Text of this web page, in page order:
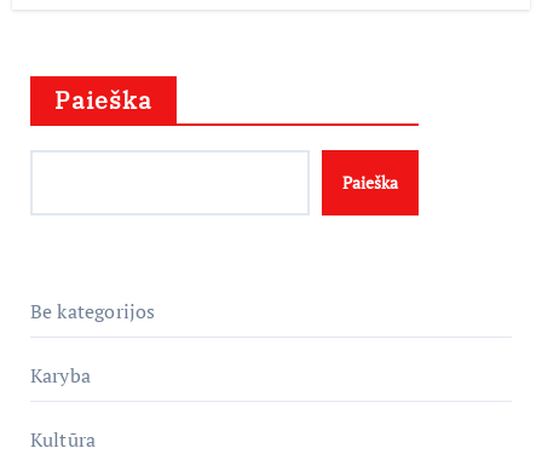
Paieška
Paieška
Be kategorijos
Karyba
Kultūra